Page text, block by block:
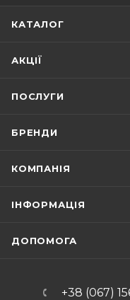
КАТАЛОГ
АКЦІЇ
ПОСЛУГИ
БРЕНДИ
КОМПАНІЯ
ІНФОРМАЦІЯ
ДОПОМОГА
+38 (067)